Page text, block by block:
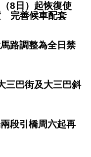
8日）起恢復使
完善候車配套
路調整為全日禁
巴街及大三巴斜
段引橋周六起再